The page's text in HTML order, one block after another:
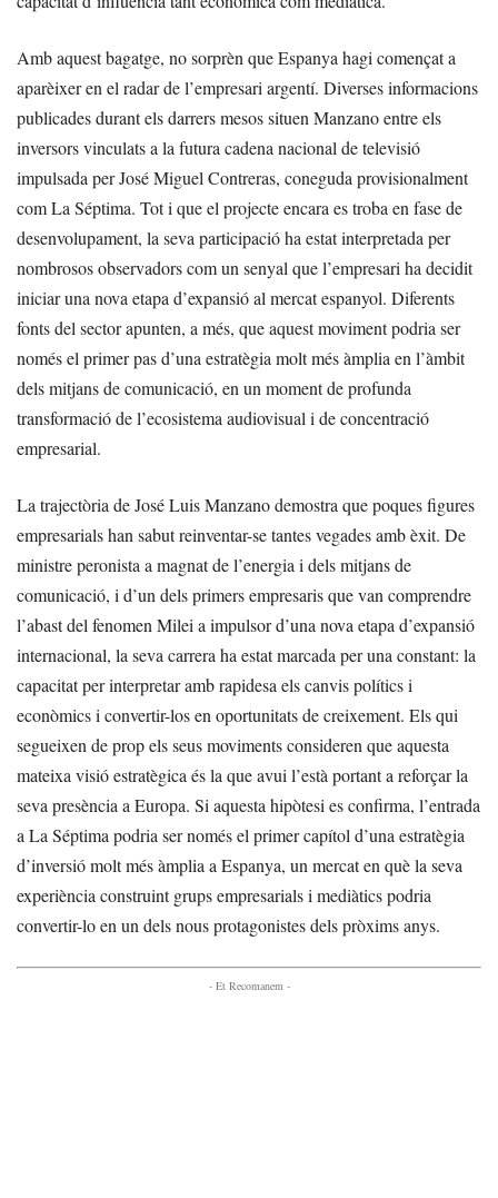
Amb aquest bagatge, no sorprèn que Espanya hagi començat a
aparèixer en el radar de l’empresari argentí. Diverses informacions
publicades durant els darrers mesos situen Manzano entre els
inversors vinculats a la futura cadena nacional de televisió
impulsada per José Miguel Contreras, coneguda provisionalment
com La Séptima. Tot i que el projecte encara es troba en fase de
desenvolupament, la seva participació ha estat interpretada per
nombrosos observadors com un senyal que l’empresari ha decidit
iniciar una nova etapa d’expansió al mercat espanyol. Diferents
fonts del sector apunten, a més, que aquest moviment podria ser
només el primer pas d’una estratègia molt més àmplia en l’àmbit
dels mitjans de comunicació, en un moment de profunda
transformació de l’ecosistema audiovisual i de concentració
empresarial.
La trajectòria de José Luis Manzano demostra que poques figures
empresarials han sabut reinventar-se tantes vegades amb èxit. De
ministre peronista a magnat de l’energia i dels mitjans de
comunicació, i d’un dels primers empresaris que van comprendre
l’abast del fenomen Milei a impulsor d’una nova etapa d’expansió
internacional, la seva carrera ha estat marcada per una constant: la
capacitat per interpretar amb rapidesa els canvis polítics i
econòmics i convertir-los en oportunitats de creixement. Els qui
segueixen de prop els seus moviments consideren que aquesta
mateixa visió estratègica és la que avui l’està portant a reforçar la
seva presència a Europa. Si aquesta hipòtesi es confirma, l’entrada
a La Séptima podria ser només el primer capítol d’una estratègia
d’inversió molt més àmplia a Espanya, un mercat en què la seva
experiència construint grups empresarials i mediàtics podria
convertir-lo en un dels nous protagonistes dels pròxims anys.
- Et Recomanem -